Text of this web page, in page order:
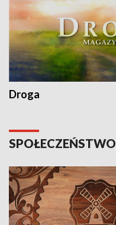
Droga
SPOŁECZEŃSTWO